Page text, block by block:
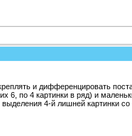
и дифференцировать
6, по 4 картинки в ряд) и
4-й лишней картинки